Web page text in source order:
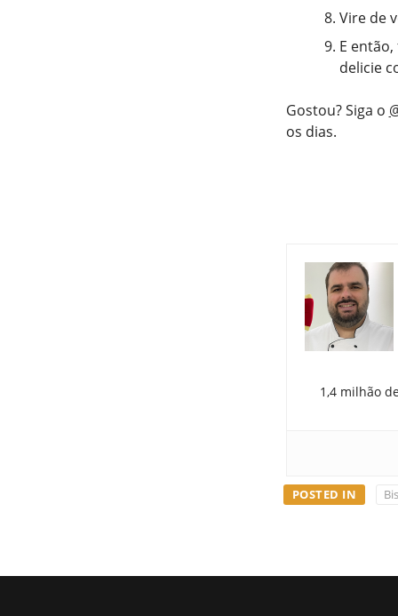
Vire de
E
delicie
Gostou? Siga o
os dias.
1,4 milhão
POSTED IN